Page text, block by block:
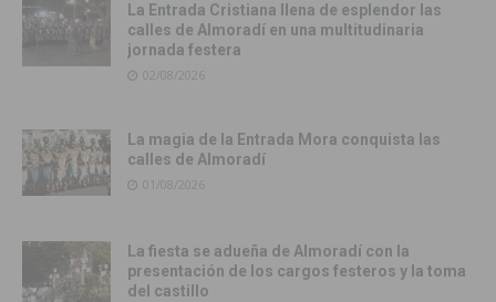
La Entrada Cristiana llena de esplendor las
calles de Almoradí en una multitudinaria
jornada festera
02/08/2026
La magia de la Entrada Mora conquista las
calles de Almoradí
01/08/2026
La fiesta se adueña de Almoradí con la
presentación de los cargos festeros y la toma
del castillo